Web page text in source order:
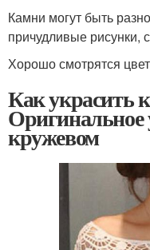
Камни могут быть
причудливые рисунки,
Хорошо смотрятся
Как украсить
Оригинальное
кружевом